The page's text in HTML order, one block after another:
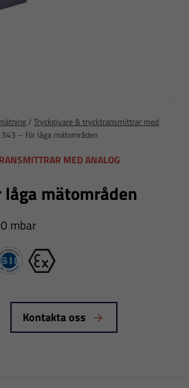
/Tryckgivare & trycktransmittrar med
343 – för låga mätområden
MED ANALOG
mätområden
mbar
SIL Ex
Kontakta oss